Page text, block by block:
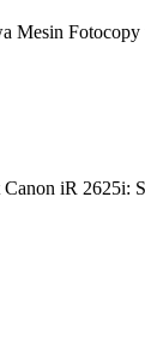
Mesin
iR 2625i: